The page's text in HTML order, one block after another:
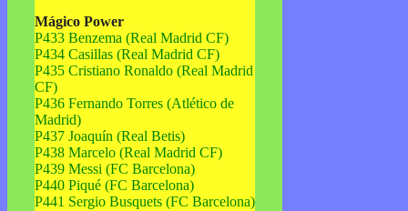
Mágico Power
P433 Benzema (Real Madrid CF)
P434 Casillas (Real Madrid CF)
P435 Cristiano Ronaldo (Real Madrid
CF)
P436 Fernando Torres (Atlético de
Madrid)
P437 Joaquín (Real Betis)
P438 Marcelo (Real Madrid CF)
P439 Messi (FC Barcelona)
P440 Piqué (FC Barcelona)
P441 Sergio Busquets (FC Barcelona)